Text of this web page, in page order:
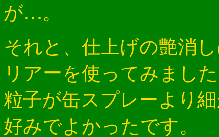
が…。
それと、仕上げの艶消
リアーを使ってみまし
粒子が缶スプレーより
好みでよかったです。